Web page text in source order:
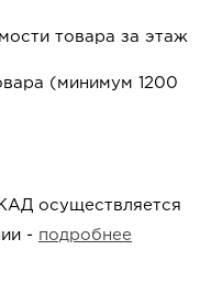
товара за этаж
(минимум 1200
осуществляется
- подробнее